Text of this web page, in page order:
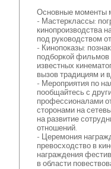
Основные моменты
- Мастерклассы:
кинопроизводства
под руководством
- Кинопоказы:
подборкой фильмов
известных
вызов традициям и
- Мероприятия по
пообщайтесь с
профессионалами
сторонами на
на развитие
отношений.
- Церемония
превосходство в
награждения
в области